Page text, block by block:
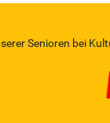
Senioren bei